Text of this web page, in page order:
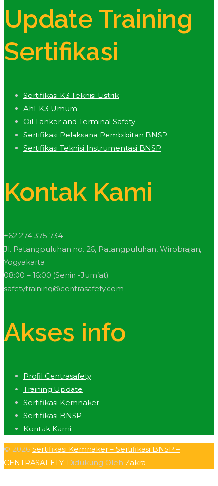
Update Training
Sertifikasi
Sertifikasi K3 Teknisi Listrik
Ahli K3 Umum
Oil Tanker and Terminal Safety
Sertifikasi Pelaksana Pembibitan BNSP
Sertifikasi Teknisi Instrumentasi BNSP
Kontak Kami
+62 274 375 734
Jl. Patangpuluhan no. 26, Patangpuluhan, Wirobrajan,
Yogyakarta
08:00 – 16:00 (Senin -Jum’at)
safetytraining@centrasafety.com
Akses info
Profil Centrasafety
Training Update
Sertifikasi Kemnaker
Sertifikasi BNSP
Kontak Kami
© 2026 Sertifikasi Kemnaker – Sertifikasi BNSP –
CENTRASAFETY. Didukung Oleh Zakra